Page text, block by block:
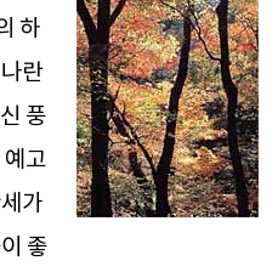
하
란
풍
예고
가
좋